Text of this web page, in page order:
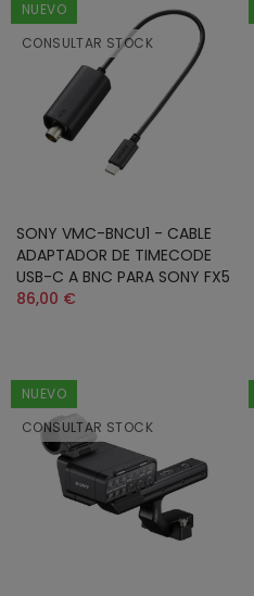
NUEVO
CONSULTAR STOCK
SONY VMC-BNCU1 - CABLE
ADAPTADOR DE TIMECODE
USB-C A BNC PARA SONY FX5
86,00 €
NUEVO
CONSULTAR STOCK